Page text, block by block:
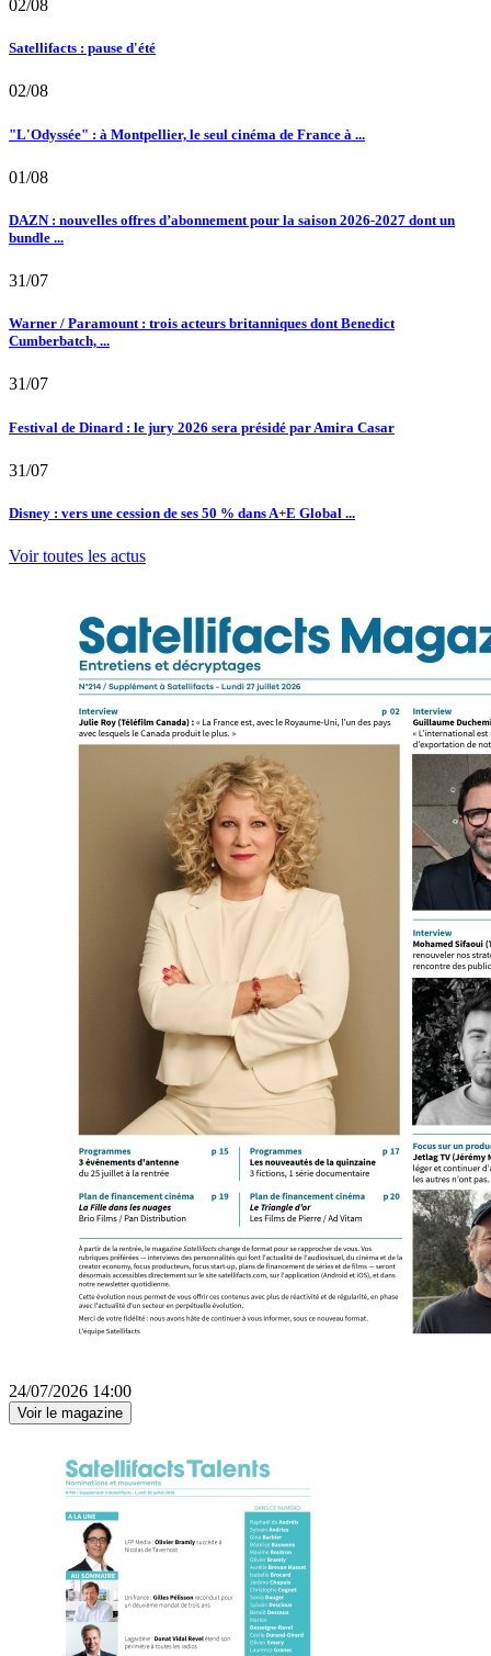
02/08
Satellifacts : pause d'été
02/08
"L'Odyssée" : à Montpellier, le seul cinéma de France à ...
01/08
DAZN : nouvelles offres d’abonnement pour la saison 2026-2027 dont un
bundle ...
31/07
Warner / Paramount : trois acteurs britanniques dont Benedict
Cumberbatch, ...
31/07
Festival de Dinard : le jury 2026 sera présidé par Amira Casar
31/07
Disney : vers une cession de ses 50 % dans A+E Global ...
Voir toutes les actus
24/07/2026 14:00
Voir le magazine